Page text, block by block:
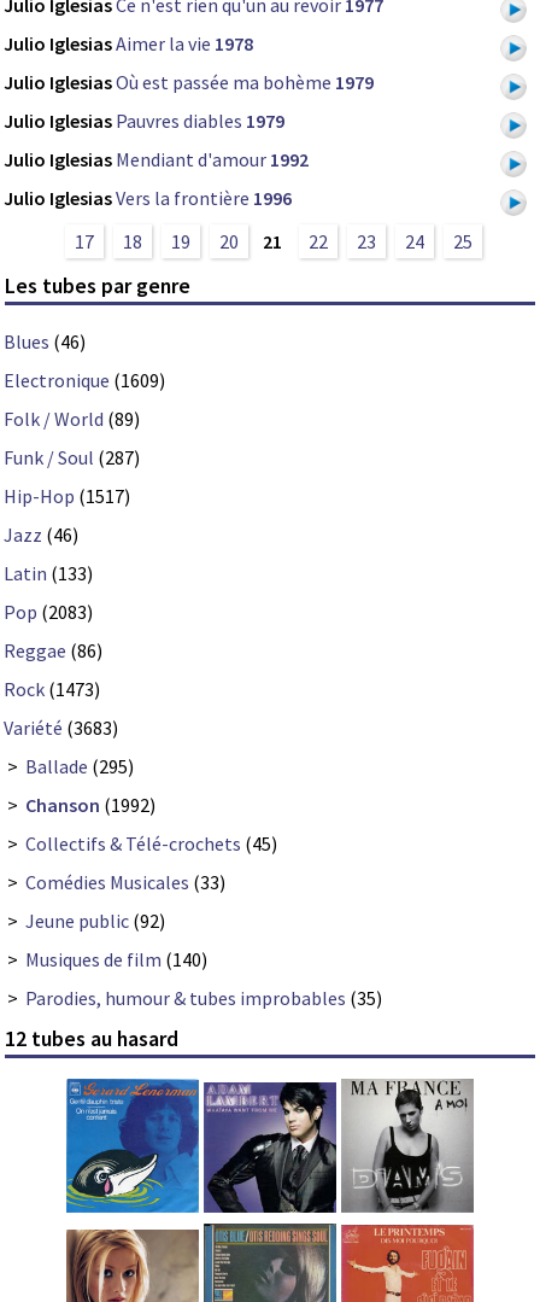
Julio IglesiasCe n'est rien qu'un au revoir 1977
Julio IglesiasAimer la vie 1978
Julio IglesiasOù est passée ma bohème 1979
Julio Iglesias Pauvres diables 1979
Julio Iglesias Mendiant d'amour 1992
Julio IglesiasVers la frontière 1996
17
18 19 20 21 22 23 24 25
Les tubes par genre
Blues (46)
Electronique (1609)
Folk / World (89)
Funk / Soul (287)
Hip-Hop (1517)
Jazz (46)
Latin (133)
Pop (2083)
Reggae (86)
Rock (1473)
Variété (3683)
> Ballade (295)
> Chanson (1992)
> Collectifs & Télé-crochets (45)
> Comédies Musicales (33)
> Jeune public (92)
> Musiques de film (140)
> Parodies, humour & tubes improbables (35)
12 tubes au hasard